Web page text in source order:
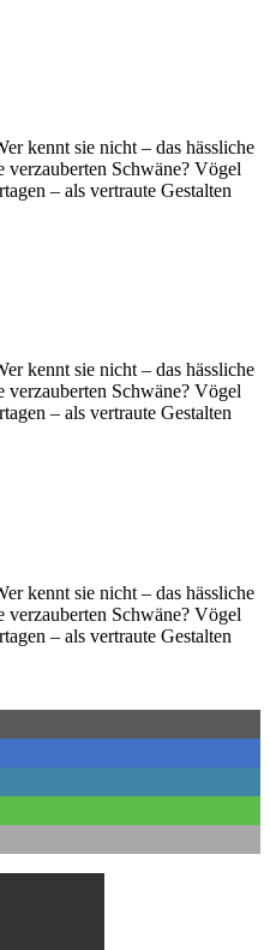
kennt sie nicht – das hässliche
Schwäne? Vögel
– als vertraute Gestalten
kennt sie nicht – das hässliche
Schwäne? Vögel
– als vertraute Gestalten
kennt sie nicht – das hässliche
Schwäne? Vögel
– als vertraute Gestalten